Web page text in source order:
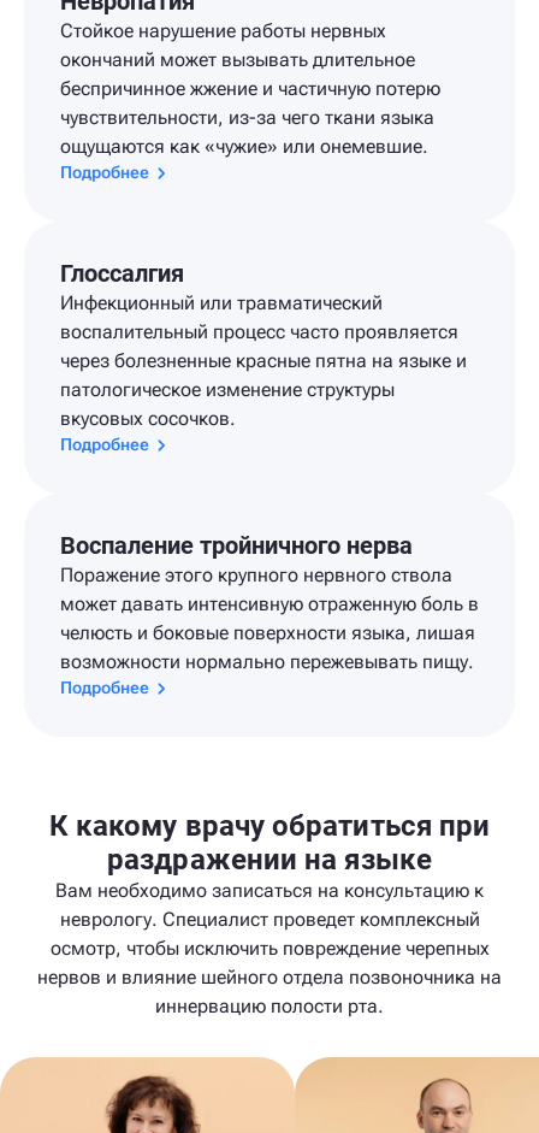
Стойкое нарушение работы нервных
окончаний может вызывать длительное
беспричинное жжение и частичную потерю
чувствительности, из-за чего ткани языка
ощущаются как «чужие» или онемевшие.
Подробнее
Глоссалгия
Инфекционный или травматический
воспалительный процесс часто проявляется
через болезненные красные пятна на языке и
патологическое изменение структуры
вкусовых сосочков.
Подробнее
Воспаление тройничного нерва
Поражение этого крупного нервного ствола
может давать интенсивную отраженную боль в
челюсть и боковые поверхности языка, лишая
возможности нормально пережевывать пищу.
Подробнее
К какому врачу обратиться при
раздражении на языке
Вам необходимо записаться на консультацию к
неврологу. Специалист проведет комплексный
осмотр, чтобы исключить повреждение черепных
нервов и влияние шейного отдела позвоночника на
иннервацию полости рта.